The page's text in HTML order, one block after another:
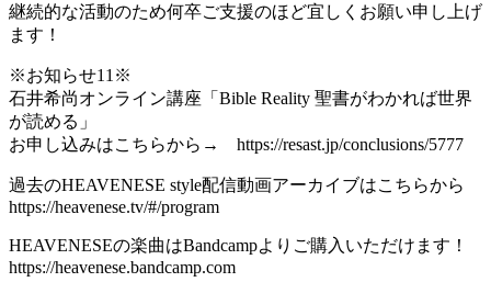
継続的な活動のため何卒ご支援のほど宜しくお願い申し上げ
ます！
※お知らせ11※
石井希尚オンライン講座「Bible Reality 聖書がわかれば世界
が読める」
お申し込みはこちらから→ https://resast.jp/conclusions/5777
過去のHEAVENESE style配信動画アーカイブはこちらから
https://heavenese.tv/#/program
HEAVENESEの楽曲はBandcampよりご購入いただけます！
https://heavenese.bandcamp.com